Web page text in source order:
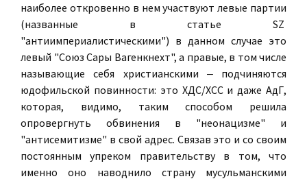
наиболее откровенно в нем участвуют левые партии
(названные в статье SZ
"антиимпериалистическими") в данном случае это
левый "Союз Сары Вагенкнехт", а правые, в том числе
называющие себя христианскими ‒ подчиняются
юдофильской повинности: это ХДС/ХСС и даже АдГ,
которая, видимо, таким способом решила
опровергнуть обвинения в "неонацизме" и
"антисемитизме" в свой адрес. Связав это и со своим
постоянным упреком правительству в том, что
именно оно наводнило страну мусульманскими